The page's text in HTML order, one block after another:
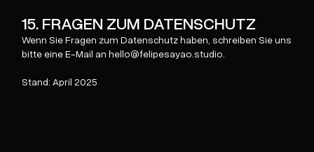
15. FRAGEN ZUM DATENSCHUTZ
Wenn Sie Fragen zum Datenschutz haben, schreiben Sie uns
bitte eine E-Mail an hello@felipesayao.studio.
Stand: April 2025